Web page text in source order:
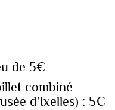
de 5€
combiné
d’Ixelles) : 5€